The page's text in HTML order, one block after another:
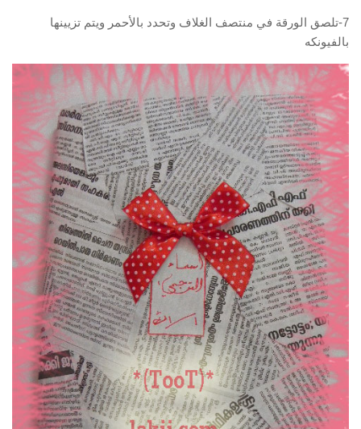
7-تلصق الورقة في منتصف الغلاف وتحدد بالأحمر ويتم تزيينها
بالفيونكه